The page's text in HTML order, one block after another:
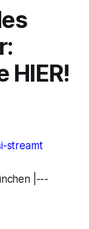
HIER!
streamt
|---